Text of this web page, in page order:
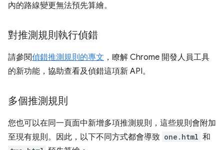
內的路線變更無法預先算繪。
對推測規則執行偵錯
請參閱偵錯推測規則的專文 ，瞭解 Chrome 開發人員工具
的新功能，協助查看及偵錯這項新 API。
多個推測規則
您也可以在同一頁面中新增多項推測規則，這些規則會附加
至現有規則。因此，以下不同方式都會導致 one.html 和